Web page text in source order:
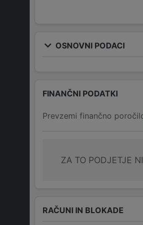
OSNOVNI PODACI
FINANČNI PODATKI
Prevzemi finančno
ZA TO PODJETJE
RAČUNI IN BLOKADE